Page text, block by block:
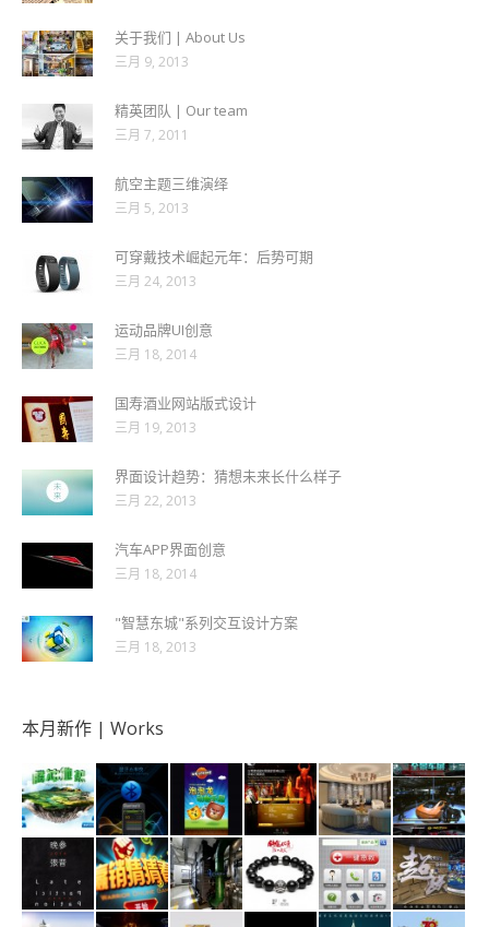
关于我们 | About Us
三月 9, 2013
精英团队 | Our team
三月 7, 2011
航空主题三维演绎
三月 5, 2013
可穿戴技术崛起元年：后势可期
三月 24, 2013
运动品牌UI创意
三月 18, 2014
国寿酒业网站版式设计
三月 19, 2013
界面设计趋势：猜想未来长什么样子
三月 22, 2013
汽车APP界面创意
三月 18, 2014
"智慧东城"系列交互设计方案
三月 18, 2013
本月新作 | Works